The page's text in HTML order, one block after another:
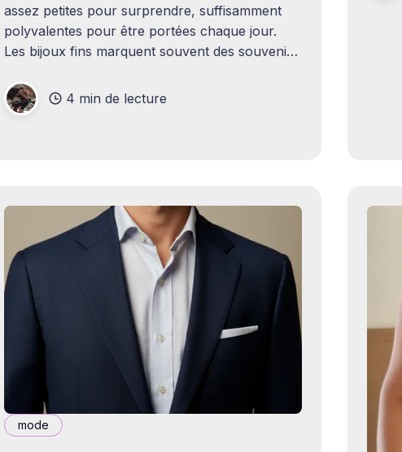
assez petites pour surprendre, suffisamment
polyvalentes pour être portées chaque jour.
Les bijoux fins marquent souvent des souvenirs
boucles d’oreilles du quotidien, des clous
classiques aux créoles contemporaines, comme
4 min de lecture
mode